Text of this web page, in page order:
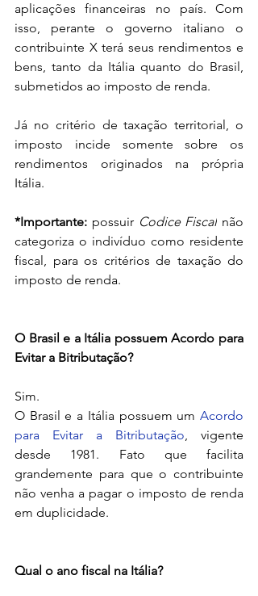
aplicações financeiras no país. Com
isso, perante o governo italiano o
contribuinte X terá seus rendimentos e
bens, tanto da Itália quanto do Brasil,
submetidos ao imposto de renda.
Já no critério de taxação territorial, o
imposto incide somente sobre os
rendimentos originados na própria
Itália.
*Importante: possuir Codice Fiscal não
categoriza o indivíduo como residente
fiscal, para os critérios de taxação do
imposto de renda.
O Brasil e a Itália possuem Acordo para
Evitar a Bitributação?
Sim.
O Brasil e a Itália possuem um Acordo
para Evitar a Bitributação, vigente
desde 1981. Fato que facilita
grandemente para que o contribuinte
não venha a pagar o imposto de renda
em duplicidade.
Qual o ano fiscal na Itália?